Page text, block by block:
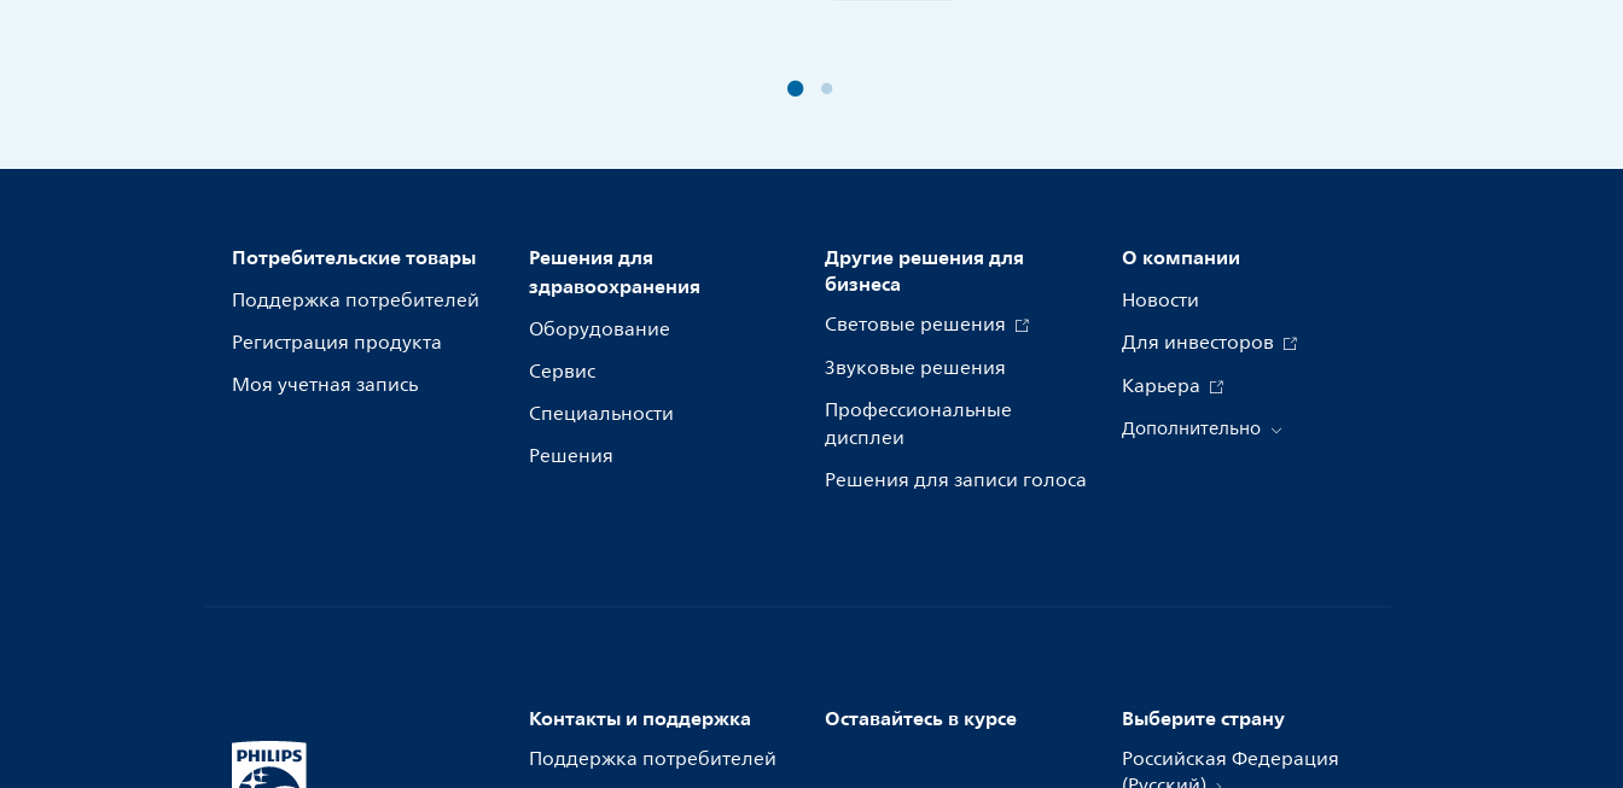
Потребительские товары
Поддержка потребителей
Регистрация продукта
Моя учетная запись
Решения для
здравоохранения
Оборудование
Сервис
Специальности
Решения
Другие решения для
бизнеса
Световые решения
Звуковые решения
Профессиональные
дисплеи
Решения для записи голоса
О компании
Новости
Для инвесторов
Карьера
Дополнительно
Контакты и поддержка
Поддержка потребителей
Оставайтесь в курсе Выберите страну
Российская Федерация